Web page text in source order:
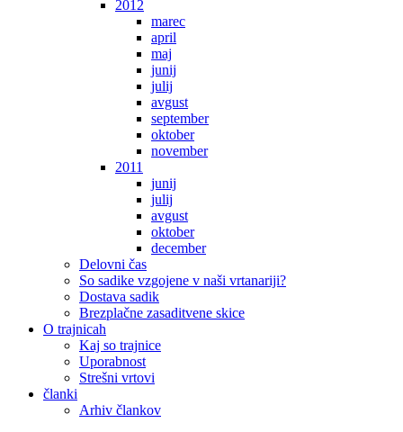
2012
marec
april
maj
junij
julij
avgust
september
oktober
november
2011
junij
julij
avgust
oktober
december
Delovni čas
So sadike vzgojene v naši vrtanariji?
Dostava sadik
Brezplačne zasaditvene skice
O trajnicah
Kaj so trajnice
Uporabnost
Strešni vrtovi
članki
Arhiv člankov